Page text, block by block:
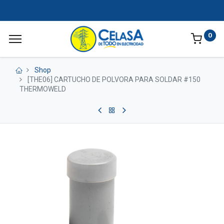
0
Shop
[THE06] CARTUCHO DE POLVORA PARA SOLDAR #150
THERMOWELD